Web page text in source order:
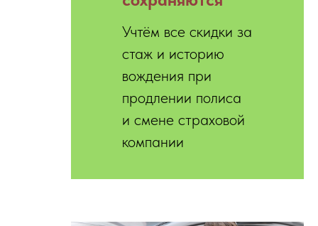
Учтём все скидки за
стаж и историю
вождения при
продлении полиса
и смене страховой
компании